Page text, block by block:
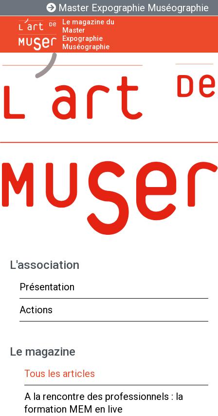
Master Expographie Muséographie
Le magazine du
Master
Expographie
Muséographie
L'association
Présentation
Actions
Le magazine
Tous les articles
A la rencontre des professionnels : la
formation MEM en live